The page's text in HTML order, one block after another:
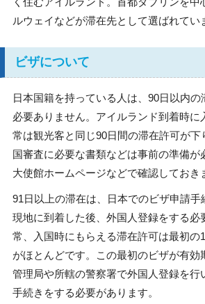
ルウェイなどが滞在先として選ばれてい
ビザについて
日本国籍を持っている人は、90日以内
必要ありません。アイルランド到着時に
常は観光客と同じ90日間の滞在許可が下
国審査に必要な書類などは事前の準備が
大使館ホームページなどで確認しておき
91日以上の滞在は、日本でのビザ申請手
現地に到着した後、外国人登録をする必
常、入国時にもらえる滞在許可は最初の
がほとんどです。この最初のビザが有効
管理局や所轄の警察署で外国人登録を行
手続きをする必要があります。